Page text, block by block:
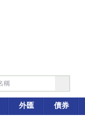
外匯 債券